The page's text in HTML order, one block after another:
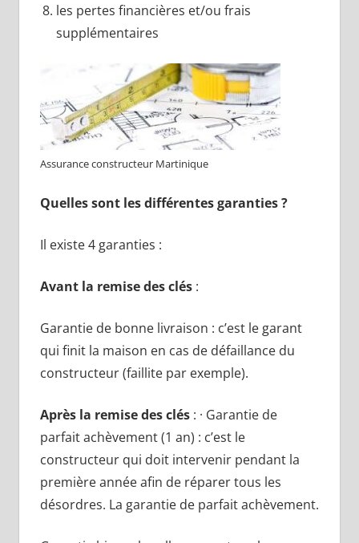
les pertes financières et/ou frais
supplémentaires
Assurance constructeur Martinique
Quelles sont les différentes garanties ?
Il existe 4 garanties :
Avant la remise des clés:
Garantie de bonne livraison : c’est le garant
qui finit la maison en cas de défaillance du
constructeur (faillite par exemple).
Après la remise des clés: · Garantie de
parfait achèvement (1 an) : c’est le
constructeur qui doit intervenir pendant la
première année afin de réparer tous les
désordres. La garantie de parfait achèvement.